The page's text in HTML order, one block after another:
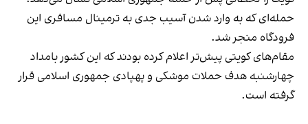
حمله‌ای که به وارد شدن آسیب جدی به ترمینال مسافری این
فرودگاه منجر شد.
مقام‌های کویتی پیش‌تر اعلام کرده بودند که این کشور بامداد
چهارشنبه هدف حملات موشکی و پهپادی جمهوری اسلامی قرار
گرفته است.